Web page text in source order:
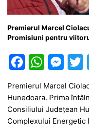
Premierul Marcel
Promisiuni pentru
F
a
c
e
b
W
at
s
A
M
s
s
e
Premierul Marcel
Hunedoara. Prima
Consiliului Județean
Complexului Energetic